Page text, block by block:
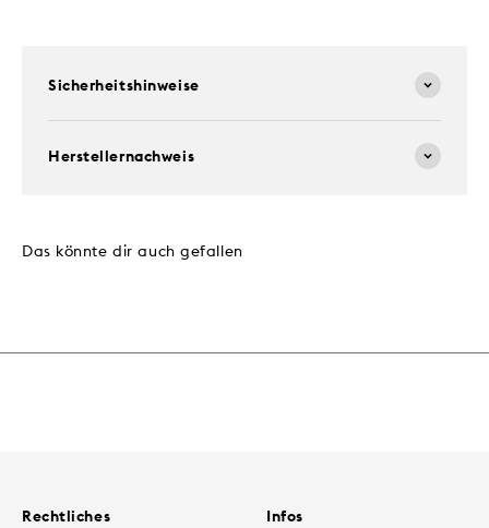
Sicherheitshinweise
Herstellernachweis
Das könnte dir auch gefallen
Rechtliches Infos